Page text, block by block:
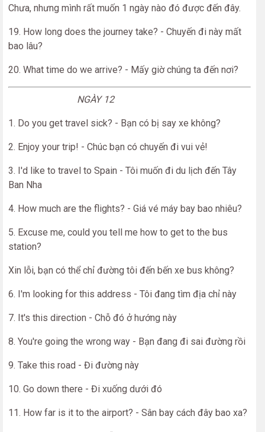
Chưa, nhưng mình rất muốn 1 ngày nào đó được đến đây.
19. How long does the journey take? - Chuyến đi này mất
bao lâu?
20. What time do we arrive? - Mấy giờ chúng ta đến nơi?
NGÀY 12
1. Do you get travel sick? - Bạn có bị say xe không?
2. Enjoy your trip! - Chúc bạn có chuyến đi vui vẻ!
3. I'd like to travel to Spain - Tôi muốn đi du lịch đến Tây
Ban Nha
4. How much are the flights? - Giá vé máy bay bao nhiêu?
5. Excuse me, could you tell me how to get to the bus
station?
Xin lỗi, bạn có thể chỉ đường tôi đến bến xe bus không?
6. I'm looking for this address - Tôi đang tìm địa chỉ này
7. It's this direction - Chỗ đó ở hướng này
8. You're going the wrong way - Bạn đang đi sai đường rồi
9. Take this road - Đi đường này
10. Go down there - Đi xuống dưới đó
11. How far is it to the airport? - Sân bay cách đây bao xa?